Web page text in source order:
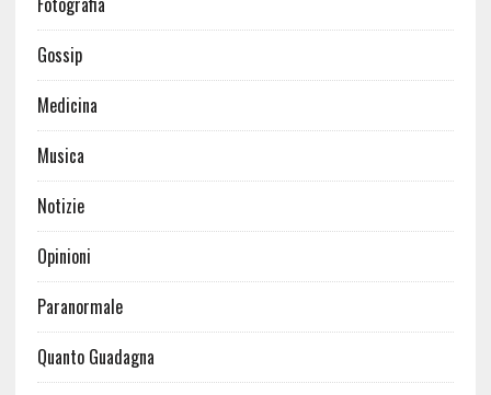
Gossip
Medicina
Musica
Notizie
Opinioni
Paranormale
Quanto Guadagna